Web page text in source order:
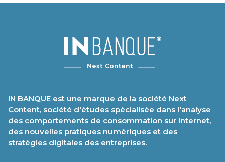
IN BANQUE est une marque de la société Next
Content, société d'études spécialisée dans l'analyse
des comportements de consommation sur Internet,
des nouvelles pratiques numériques et des
stratégies digitales des entreprises.